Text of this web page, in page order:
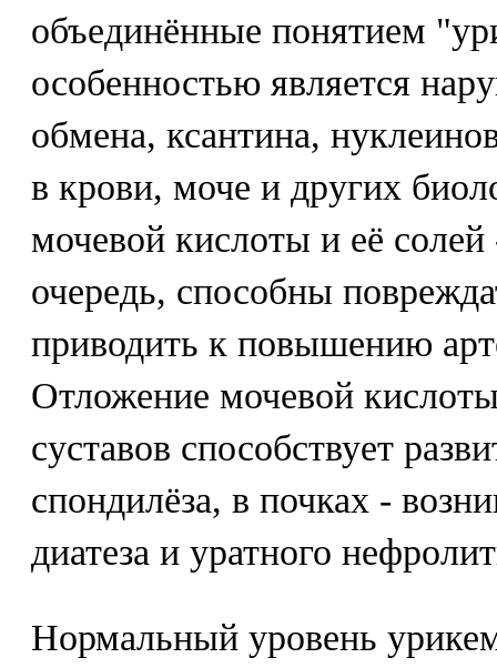
объединённые понятием
особенностью является
обмена, ксантина,
в крови, моче и других
мочевой кислоты и её
очередь, способны
приводить к повышению
Отложение мочевой
суставов способствует
спондилёза, в почках -
диатеза и уратного
Нормальный уровень